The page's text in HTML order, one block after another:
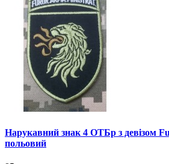
Нарукавний знак 4 ОТБр з девізом
польовий